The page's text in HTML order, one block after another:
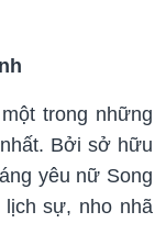
trong những
Bởi sở hữu
yêu nữ Song
sự, nho nhã